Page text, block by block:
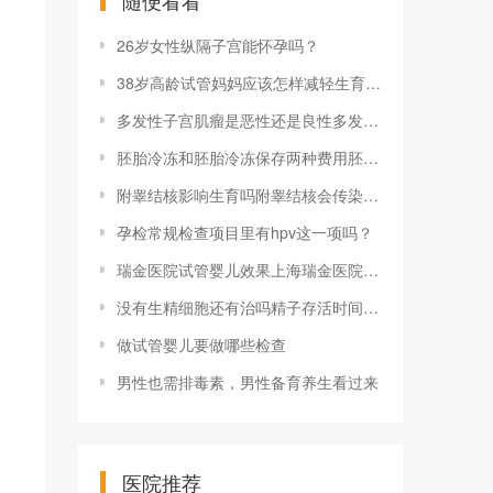
26岁女性纵隔子宫能怀孕吗？
38岁高龄试管妈妈应该怎样减轻生育压力？
多发性子宫肌瘤是恶性还是良性多发性子宫肌瘤是什么意思 是恶性肿瘤吗
胚胎冷冻和胚胎冷冻保存两种费用胚胎冷冻前后分别有哪些注意事项
附睾结核影响生育吗附睾结核会传染吗 应该怎么治疗
孕检常规检查项目里有hpv这一项吗？
瑞金医院试管婴儿效果上海瑞金医院做试管婴儿成功率是多少 受哪些因素影响
没有生精细胞还有治吗精子存活时间是多久？精子存活率正常值是多少
做试管婴儿要做哪些检查
男性也需排毒素，男性备育养生看过来
医院推荐